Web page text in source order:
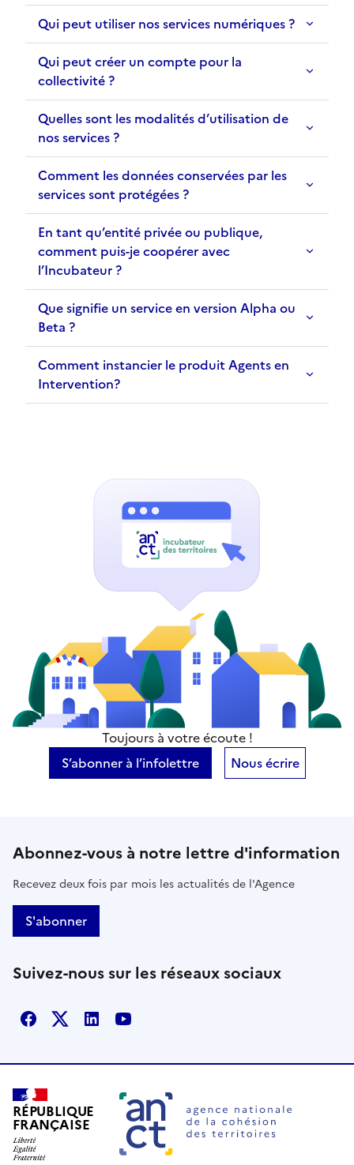
Qui peut utiliser nos services numériques ?
Qui peut créer un compte pour la
collectivité ?
Quelles sont les modalités d’utilisation de
nos services ?
Comment les données conservées par les
services sont protégées ?
En tant qu’entité privée ou publique,
comment puis-je coopérer avec
l’Incubateur ?
Que signifie un service en version Alpha ou
Beta ?
Comment instancier le produit Agents en
Intervention?
Toujours à votre écoute !
S’abonner à l’infolettre
Nous écrire
Abonnez-vous à notre lettre d'information
Recevez deux fois par mois les actualités de l'Agence
S'abonner
Suivez-nous sur les réseaux sociaux
Facebook
X LinkedinYoutube
RÉPUBLIQUE
FRANÇAISE